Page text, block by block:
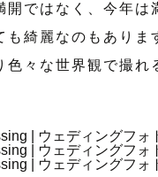
開ではなく、今年は
も綺麗なのもあり
々な世界観で撮れ